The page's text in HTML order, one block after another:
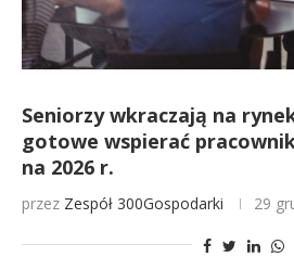
Seniorzy wkraczają na
gotowe wspierać
na 2026 r.
przez Zespół 300Gospodarki 29